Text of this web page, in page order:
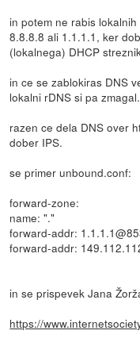
in potem ne rabis
8.8.8.8 ali 1.1.1.1, ker
(lokalnega) DHCP
in ce se zablokiras DNS
lokalni rDNS si pa zmagal.
razen ce dela DNS over
dober IPS.
se primer unbound.conf:
forward-zone:
name: "."
forward-addr:
forward-addr:
in se prispevek Jana
https://